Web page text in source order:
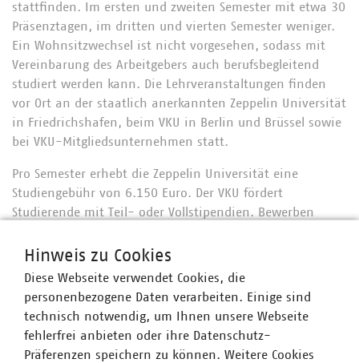
stattfinden. Im ersten und zweiten Semester mit etwa 30
Präsenztagen, im dritten und vierten Semester weniger.
Ein Wohnsitzwechsel ist nicht vorgesehen, sodass mit
Vereinbarung des Arbeitgebers auch berufsbegleitend
studiert werden kann. Die Lehrveranstaltungen finden
vor Ort an der staatlich anerkannten Zeppelin Universität
in Friedrichshafen, beim VKU in Berlin und Brüssel sowie
bei VKU-Mitgliedsunternehmen statt.
Pro Semester erhebt die Zeppelin Universität eine
Studiengebühr von 6.150 Euro. Der VKU fördert
Studierende mit Teil- oder Vollstipendien. Bewerben
Absolventen, die bisher nicht in Berührung mit der
Kommunalwirtschaft standen. Mehr Informationen zum
VKU-Stipendium finden Sie
hier .
Für den Studienstart zum Herbstsemester finden
Auswahltage digital oder vor Ort in Friedrichshafen statt
– die letzte Bewerbungsfrist ist der 20. Juli 2025. Mehr
Hinweis zu Cookies
Diese Webseite verwendet Cookies, die
personenbezogene Daten verarbeiten. Einige sind
technisch notwendig, um Ihnen unsere Webseite
fehlerfrei anbieten oder ihre Datenschutz-
Präferenzen speichern zu können. Weitere Cookies